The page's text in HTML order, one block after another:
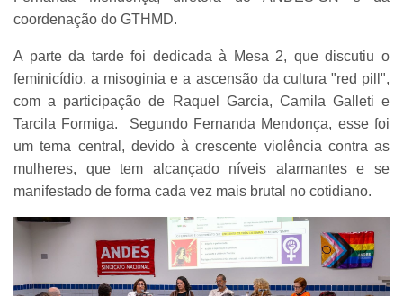
coordenação do GTHMD.
A parte da tarde foi dedicada à Mesa 2, que discutiu o
feminicídio, a misoginia e a ascensão da cultura "red pill",
com a participação de Raquel Garcia, Camila Galleti e
Tarcila Formiga. Segundo Fernanda Mendonça, esse foi
um tema central, devido à crescente violência contra as
mulheres, que tem alcançado níveis alarmantes e se
manifestado de forma cada vez mais brutal no cotidiano.